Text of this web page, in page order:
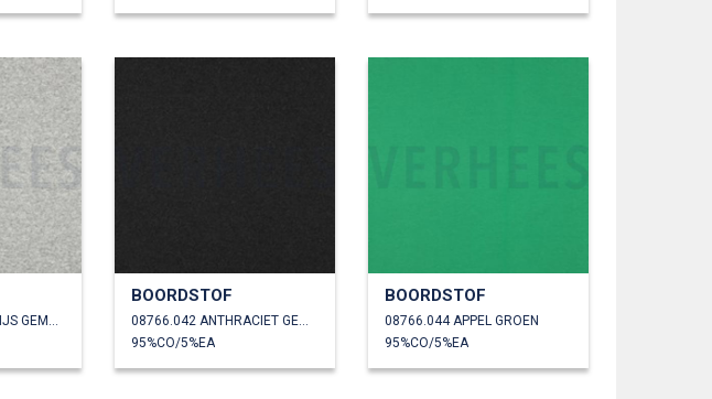
BOORDSTOF
95%CO/5%EA
BOORDSTOF
08766.044 APPEL GROEN
95%CO/5%EA